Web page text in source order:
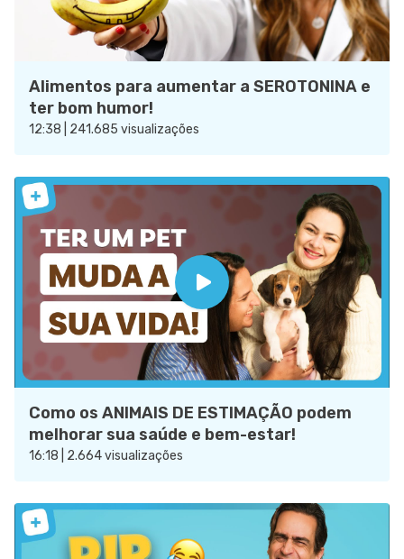
Alimentos para aumentar a SEROTONINA e
ter bom humor!
12:38 | 241.685 visualizações
Como os ANIMAIS DE ESTIMAÇÃO podem
melhorar sua saúde e bem-estar!
16:18 | 2.664 visualizações